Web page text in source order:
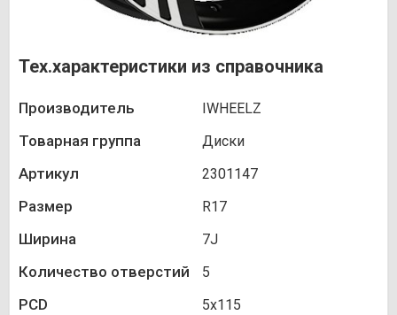
Тех.характеристики из справочника
Производитель IWHEELZ
Товарная группа Диски
Артикул 2301147
Размер R17
Ширина 7J
Количество отверстий 5
PCD 5х115